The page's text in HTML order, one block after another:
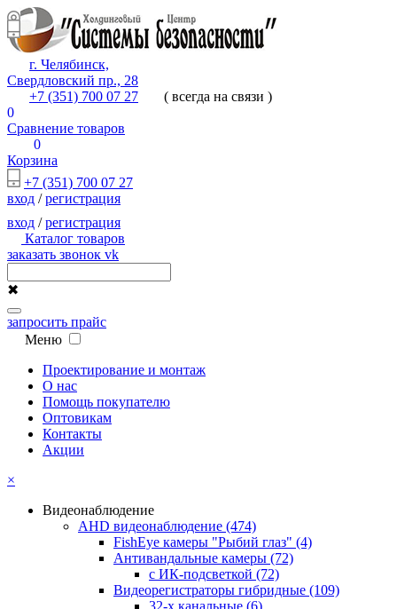
г. Челябинск,
Свердловский пр., 28
+7 (351) 700 07 27
( всегда на связи )
0
Сравнение товаров
0
Корзина
+7 (351) 700 07 27
вход /регистрация
вход /регистрация
Каталог товаров
заказать звонок vk
✖
запросить прайс
Меню
Проектирование и монтаж
О нас
Помощь покупателю
Оптовикам
Контакты
Акции
×
Видеонаблюдение
AHD видеонаблюдение (474)
FishEye камеры "Рыбий глаз" (4)
Антивандальные камеры (72)
с ИК-подсветкой (72)
Видеорегистраторы гибридные (109)
32-х канальные (6)